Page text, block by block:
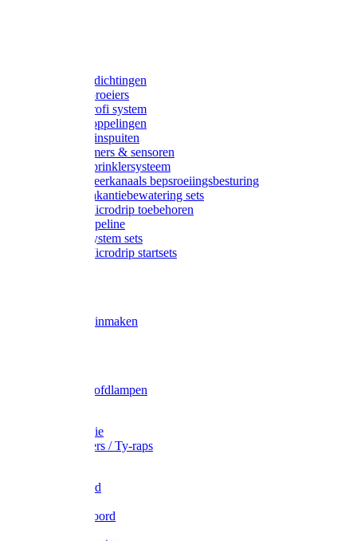
Gardena afdichtingen
Gardena sproeiers
Gardena Profi system
Gardena koppelingen
Gardena tuinspuiten
Gardena timers & sensoren
Gardena Sprinklersysteem
Gardena meerkanaals bepsroeiingsbesturing
Gardena vakantiebewatering sets
Gardena Microdrip toebehoren
Gardena Pipeline
Gardena System sets
Gardena Microdrip startsets
Wecken & inmaken
Zak- & Hoofdlampen
Tape en folie
Kabelbinders / Ty-raps
Metselkoord
Elastisch koord